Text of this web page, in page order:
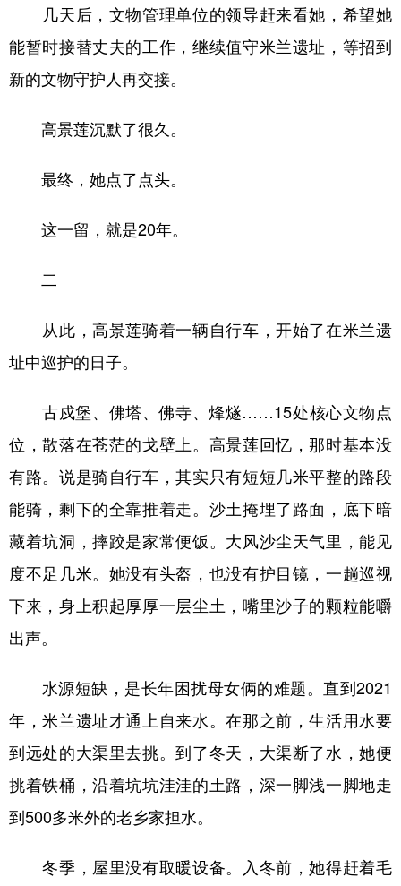
几天后，文物管理单位的领导赶来看她，希望她
能暂时接替丈夫的工作，继续值守米兰遗址，等招到
新的文物守护人再交接。
高景莲沉默了很久。
最终，她点了点头。
这一留，就是20年。
二
从此，高景莲骑着一辆自行车，开始了在米兰遗
址中巡护的日子。
古戍堡、佛塔、佛寺、烽燧……15处核心文物点
位，散落在苍茫的戈壁上。高景莲回忆，那时基本没
有路。说是骑自行车，其实只有短短几米平整的路段
能骑，剩下的全靠推着走。沙土掩埋了路面，底下暗
藏着坑洞，摔跤是家常便饭。大风沙尘天气里，能见
度不足几米。她没有头盔，也没有护目镜，一趟巡视
下来，身上积起厚厚一层尘土，嘴里沙子的颗粒能嚼
出声。
水源短缺，是长年困扰母女俩的难题。直到2021
年，米兰遗址才通上自来水。在那之前，生活用水要
到远处的大渠里去挑。到了冬天，大渠断了水，她便
挑着铁桶，沿着坑坑洼洼的土路，深一脚浅一脚地走
到500多米外的老乡家担水。
冬季，屋里没有取暖设备。入冬前，她得赶着毛